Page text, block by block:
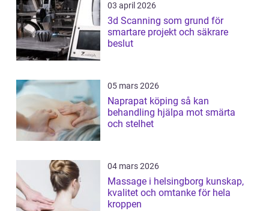
03 april 2026
3d Scanning som grund för
smartare projekt och säkrare
beslut
05 mars 2026
Naprapat köping så kan
behandling hjälpa mot smärta
och stelhet
04 mars 2026
Massage i helsingborg kunskap,
kvalitet och omtanke för hela
kroppen